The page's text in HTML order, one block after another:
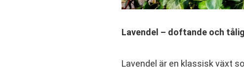
Lavendel – doftande och tålig
Lavendel är en klassisk växt